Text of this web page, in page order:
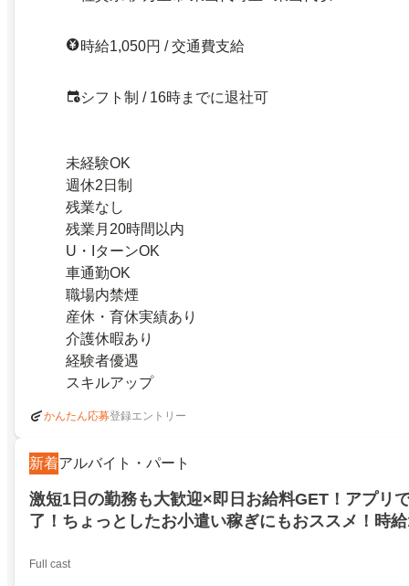
時給1,050円 / 交通費支給
シフト制 / 16時までに退社可
未経験OK
週休2日制
残業なし
残業月20時間以内
U・IターンOK
車通勤OK
職場内禁煙
産休・育休実績あり
介護休暇あり
経験者優遇
スキルアップ
かんたん応募登録エントリー
新着アルバイト・パート
激短1日の勤務も大歓迎×即日お給料GET！アプリ
了！ちょっとしたお小遣い稼ぎにもおススメ！時
Full cast